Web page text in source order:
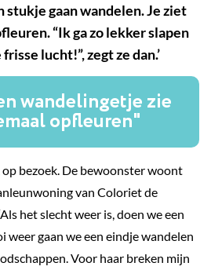
stukje gaan wandelen. Je ziet
“Ik ga zo lekker slapen
lucht!”, zegt ze dan.’
wandelingetje zie
opfleuren"
op bezoek. De bewoonster woont
van Coloriet de
het slecht weer is, doen we een
weer gaan we een eindje wandelen
Voor haar breken mijn